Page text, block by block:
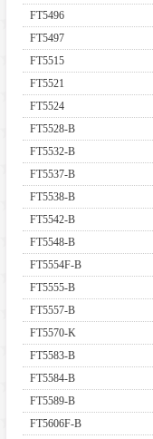
FT5496
FT5497
FT5515
FT5521
FT5524
FT5528-B
FT5532-B
FT5537-B
FT5538-B
FT5542-B
FT5548-B
FT5554F-B
FT5555-B
FT5557-B
FT5570-K
FT5583-B
FT5584-B
FT5589-B
FT5606F-B